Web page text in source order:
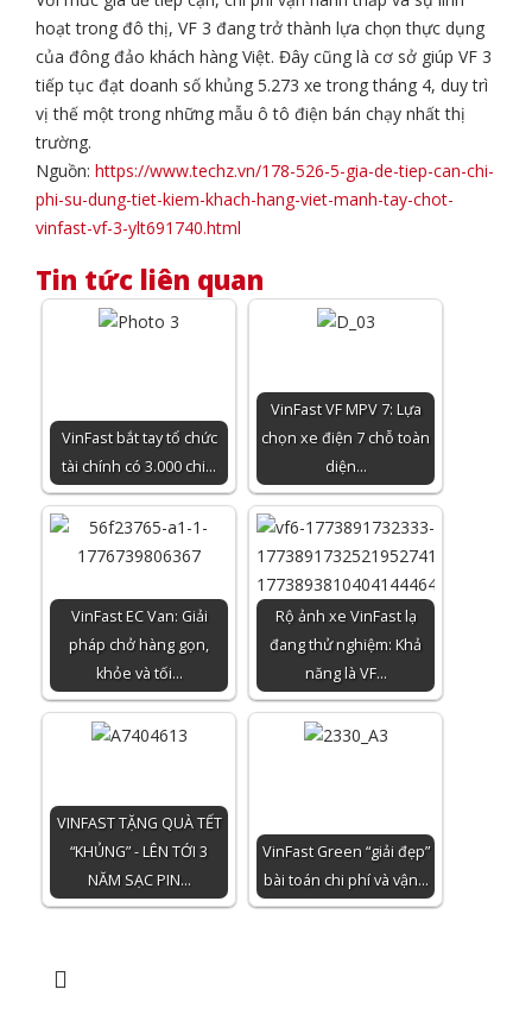
hoạt trong đô thị, VF 3 đang trở thành lựa chọn thực dụng
của đông đảo khách hàng Việt. Đây cũng là cơ sở giúp VF 3
tiếp tục đạt doanh số khủng 5.273 xe trong tháng 4, duy trì
vị thế một trong những mẫu ô tô điện bán chạy nhất thị
trường.
Nguồn: https://www.techz.vn/178-526-5-gia-de-tiep-can-chi-
phi-su-dung-tiet-kiem-khach-hang-viet-manh-tay-chot-
vinfast-vf-3-ylt691740.html
Tin tức liên quan
VinFast bắt tay tổ chức
tài chính có 3.000 chi…
VinFast VF MPV 7: Lựa
chọn xe điện 7 chỗ toàn
diện…
VinFast EC Van: Giải
pháp chở hàng gọn,
khỏe và tối…
Rộ ảnh xe VinFast lạ
đang thử nghiệm: Khả
năng là VF…
VINFAST TẶNG QUÀ TẾT
“KHỦNG” - LÊN TỚI 3
NĂM SẠC PIN…
VinFast Green “giải đẹp”
bài toán chi phí và vận…